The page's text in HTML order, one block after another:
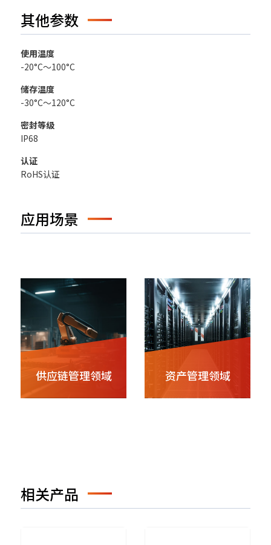
其他参数
使用温度
-20°C～100°C
储存温度
-30°C～120°C
密封等级
IP68
认证
RoHS认证
应用场景
供应链管理领域 资产管理领域
相关产品